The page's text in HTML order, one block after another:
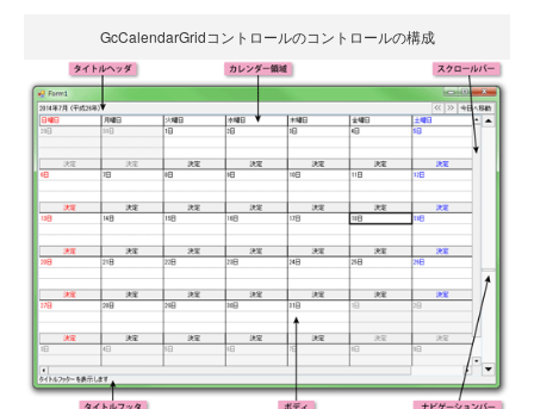
GcCalendarGridコントロールのコントロールの構成